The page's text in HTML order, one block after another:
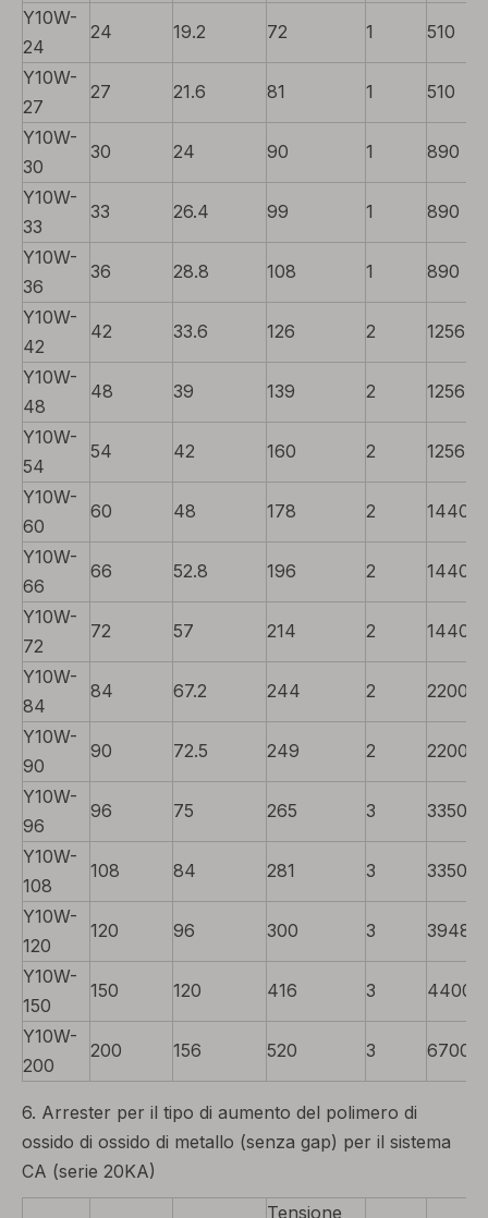
Y10W-
24
24 19.2 72 1 510
Y10W-
27
27 21.6 81 1 510
Y10W-
30
30 24 90 1 890
Y10W-
33
33 26.4 99 1 890
Y10W-
36
36 28.8 108 1 890
Y10W-
42
42 33.6 126 2 1256
Y10W-
48
48 39 139 2 1256
Y10W-
54
54 42 160 2 1256
Y10W-
60
60 48 178 2 1440
Y10W-
66
66 52.8 196 2 1440
Y10W-
72
72 57 214 2 1440
Y10W-
84
84 67.2 244 2 2200
Y10W-
90
90 72.5 249 2 2200
Y10W-
96
96 75 265 3 3350
Y10W-
108
108 84 281 3 3350
Y10W-
120
120 96 300 3 3948
Y10W-
150
150 120 416 3 4400
Y10W-
200
200 156 520 3 6700
6. Arrester per il tipo di aumento del polimero di
ossido di ossido di metallo (senza gap) per il sistema
CA (serie 20KA)
Tensione